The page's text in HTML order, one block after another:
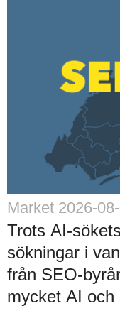
Market 2026-
Trots AI-
sökningar i
från SEO-
mycket AI och